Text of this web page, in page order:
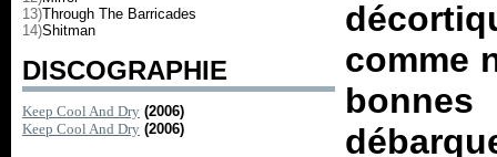
13)Through The Barricades
14)Shitman
DISCOGRAPHIE
Keep Cool And Dry (2006)
Keep Cool And Dry (2006)
comme